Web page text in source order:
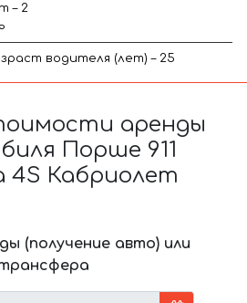
– 2
водителя (лет) – 25
аренды
Порше 911
4S Кабриолет
(получение авто) или